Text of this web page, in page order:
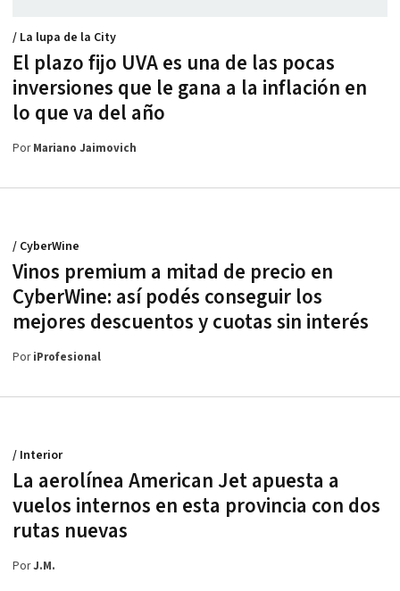
El plazo fijo UVA es una de las pocas
inversiones que le gana a la inflación en
lo que va del año
/ La lupa de la City
PorMariano Jaimovich
Vinos premium a mitad de precio en
CyberWine: así podés conseguir los
mejores descuentos y cuotas sin interés
/ CyberWine
PoriProfesional
La aerolínea American Jet apuesta a
vuelos internos en esta provincia con dos
rutas nuevas
/ Interior
PorJ.M.